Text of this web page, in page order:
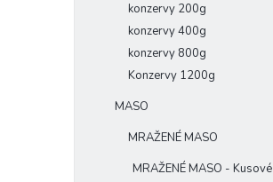
konzervy 200g
konzervy 400g
konzervy 800g
Konzervy 1200g
MASO
MRAŽENÉ MASO
MRAŽENÉ MASO - Kusové